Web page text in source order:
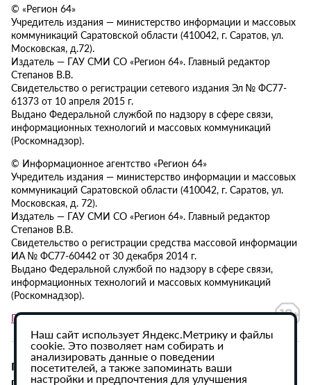
© «Регион 64»
Учредитель издания — министерство информации и массовых
коммуникаций Саратовской области (410042, г. Саратов, ул.
Московская, д.72).
Издатель — ГАУ СМИ СО «Регион 64». Главный редактор
Степанов В.В.
Свидетельство о регистрации сетевого издания Эл № ФС77-
61373 от 10 апреля 2015 г.
Выдано Федеральной службой по надзору в сфере связи,
информационных технологий и массовых коммуникаций
(Роскомнадзор).
© Информационное агентство «Регион 64»
Учредитель издания — министерство информации и массовых
коммуникаций Саратовской области (410042, г. Саратов, ул.
Московская, д. 72).
Издатель — ГАУ СМИ СО «Регион 64». Главный редактор
Степанов В.В.
Свидетельство о регистрации средства массовой информации
ИА № ФС77-60442 от 30 декабря 2014 г.
Выдано Федеральной службой по надзору в сфере связи,
информационных технологий и массовых коммуникаций
(Роскомнадзор).
Политика в отношении обработки персональных данных
При использовании материалов сайта активная
гиперссылка на ИА «Регион 64» обязательна.
Наш сайт использует Яндекс.Метрику и файлы
cookie. Это позволяет нам собирать и
анализировать данные о поведении
посетителей, а также запоминать ваши
настройки и предпочтения для улучшения